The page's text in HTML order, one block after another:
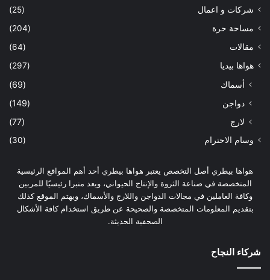
شركات و اعمال
(25)
مساحة حرة
(204)
مقالات
(64)
هواها بيديا
(297)
أسماك
(69)
دواجن
(149)
لارج
(77)
وسام الاحترام (30)
هواها بيطري أصل التخصص يعتبر هواها بيطري أحد أهم المواقع الرئيسية
المتخصصة في صناعة الثروة والإنتاج الحيواني، ويعد منبرا رئيسيًا للمربين
وكافة العاملين في مجالات الدواجن واللارج والأسماك، ويهتم الموقع كذلك
بتقديم المعلومات المتخصصة والصحيحة عن طريق استخدام كافة الأشكال
الصحفية الحديثة.
شركاء النجاح